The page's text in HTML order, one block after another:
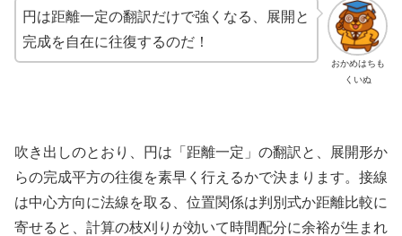
おかめはちも
くいぬ
円は距離一定の翻訳だけで強くなる、展開と
完成を自在に往復するのだ！
吹き出しのとおり、円は「距離一定」の翻訳と、展開形か
らの完成平方の往復を素早く行えるかで決まります。接線
は中心方向に法線を取る、位置関係は判別式か距離比較に
寄せると、計算の枝刈りが効いて時間配分に余裕が生まれ